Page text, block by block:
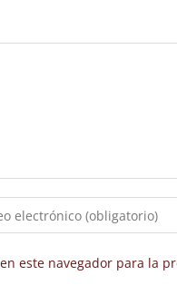
este navegador para la